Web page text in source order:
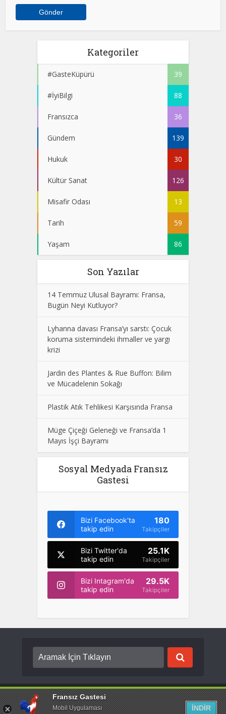
Kategoriler
#GasteKüpürü 39
#İyiBilgi 88
Fransızca 36
Gündem 139
Hukuk 30
Kültür Sanat 126
Misafir Odası 13
Tarih 59
Yaşam 86
Son Yazılar
14 Temmuz Ulusal Bayramı: Fransa,
Bugün Neyi Kutluyor?
Lyhanna davası Fransa’yı sarstı: Çocuk
koruma sistemindeki ihmaller ve yargı
krizi
Jardin des Plantes & Rue Buffon: Bilim
ve Mücadelenin Sokağı
Plastik Atık Tehlikesi Karşısında Fransa
Müge Çiçeği Geleneği ve Fransa’da 1
Mayıs İşçi Bayramı
Sosyal Medyada Fransız
Gastesi
Bizi Facebook'ta
takip edin
180
Takipçiler
Bizi Twitter'da
takip edin
25.1K
Takipçiler
Bizi Intagram'da
takip edin
29.5K
Takipçiler
Copyright © {2022}. Created byFransız Gastesi. Tüm hakları saklıdır.
Fransız Gastesi
Mobil Uygulaması İNDİR